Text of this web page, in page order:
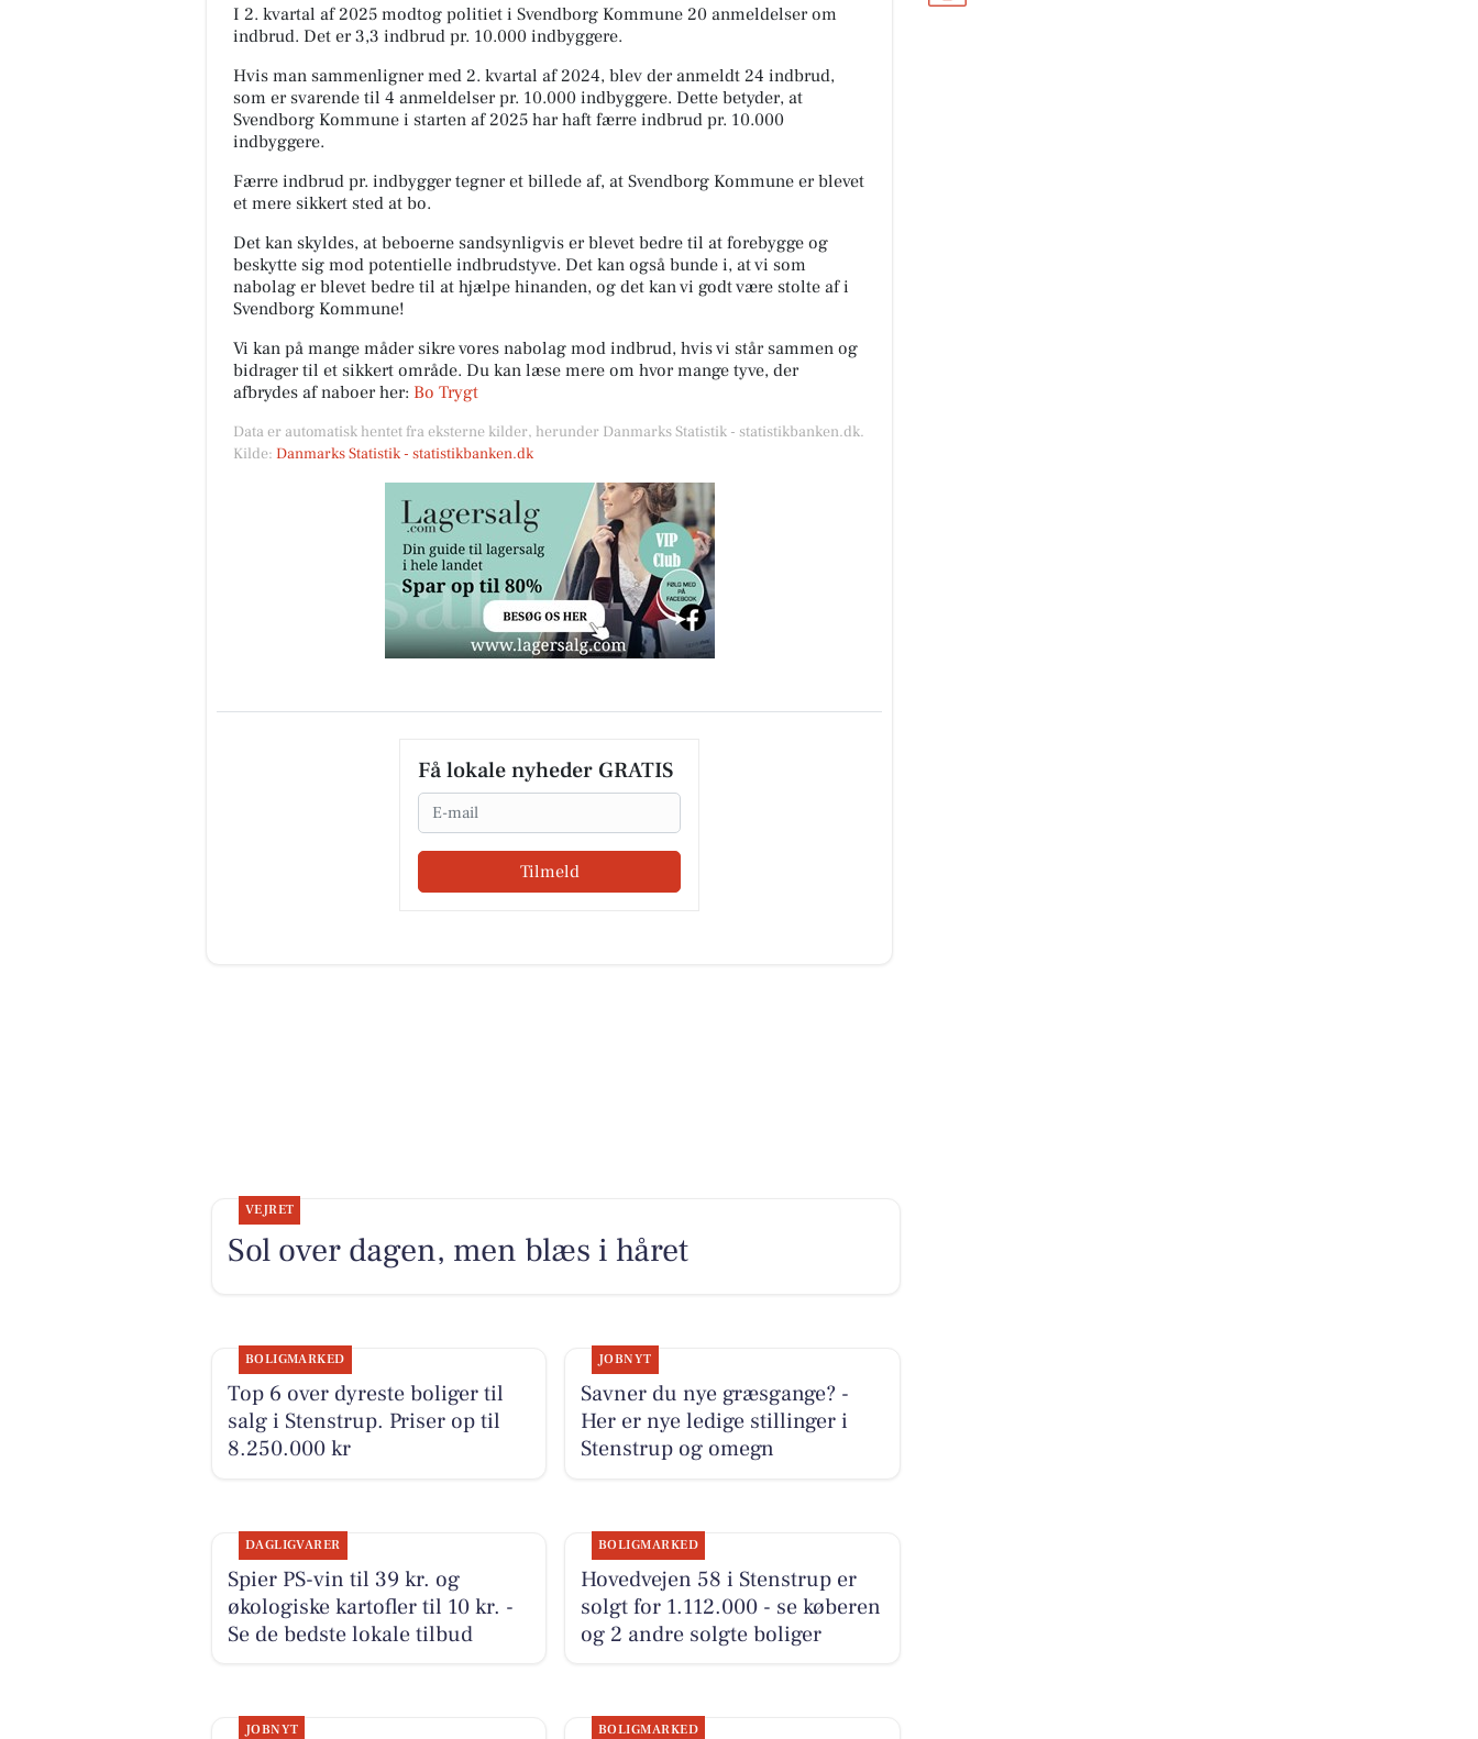
I 2. kvartal af 2025 modtog politiet i Svendborg Kommune 20 anmeldelser om
indbrud. Det er 3,3 indbrud pr. 10.000 indbyggere.
Hvis man sammenligner med 2. kvartal af 2024, blev der anmeldt 24 indbrud,
som er svarende til 4 anmeldelser pr. 10.000 indbyggere. Dette betyder, at
Svendborg Kommune i starten af 2025 har haft færre indbrud pr. 10.000
indbyggere.
Færre indbrud pr. indbygger tegner et billede af, at Svendborg Kommune er blevet
et mere sikkert sted at bo.
Det kan skyldes, at beboerne sandsynligvis er blevet bedre til at forebygge og
beskytte sig mod potentielle indbrudstyve. Det kan også bunde i, at vi som
nabolag er blevet bedre til at hjælpe hinanden, og det kan vi godt være stolte af i
Svendborg Kommune!
Vi kan på mange måder sikre vores nabolag mod indbrud, hvis vi står sammen og
bidrager til et sikkert område. Du kan læse mere om hvor mange tyve, der
afbrydes af naboer her: Bo Trygt
Data er automatisk hentet fra eksterne kilder, herunder Danmarks Statistik - statistikbanken.dk.
Kilde: Danmarks Statistik - statistikbanken.dk
Få lokale nyheder GRATIS
Email
Tilmeld
VEJRET
Sol over dagen, men blæs i håret
BOLIGMARKED
Top 6 over dyreste boliger til
salg i Stenstrup. Priser op til
8.250.000 kr
JOBNYT
Savner du nye græsgange? -
Her er nye ledige stillinger i
Stenstrup og omegn
DAGLIGVARER
Spier PS-vin til 39 kr. og
økologiske kartofler til 10 kr. -
Se de bedste lokale tilbud
BOLIGMARKED
Hovedvejen 58 i Stenstrup er
solgt for 1.112.000 - se køberen
og 2 andre solgte boliger
JOBNYT BOLIGMARKED